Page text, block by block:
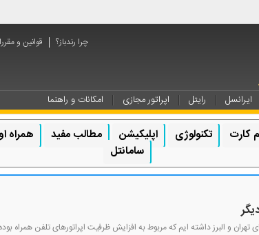
چرا رندباز؟ قوانین و
ایرانسل رایتل اپراتور مجازی امکانات و راهنما
کارت تکنولوژی اپلیکیشن مطالب مفید همراه
سامانتل
و البرز داشته ‌ایم که مربوط به افزایش ظرفیت اپراتورهای تلفن همراه